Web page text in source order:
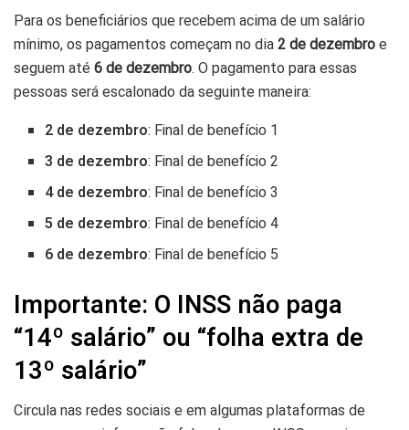
Para os beneficiários que recebem acima de um salário
mínimo, os pagamentos começam no dia 2 de dezembro e
seguem até 6 de dezembro. O pagamento para essas
pessoas será escalonado da seguinte maneira:
2 de dezembro: Final de benefício 1
3 de dezembro: Final de benefício 2
4 de dezembro: Final de benefício 3
5 de dezembro: Final de benefício 4
6 de dezembro: Final de benefício 5
Importante: O INSS não paga
“14º salário” ou “folha extra de
13º salário”
Circula nas redes sociais e em algumas plataformas de